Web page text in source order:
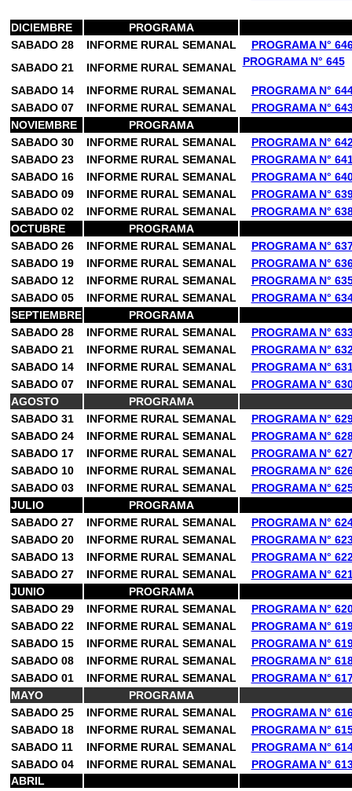
DICIEMBRE
PROGRAMA
SABADO 28
INFORME RURAL SEMANAL
PROGRAMA N°
SABADO 21
INFORME RURAL SEMANAL PROGRAMA N° 645
SABADO 14
INFORME RURAL SEMANAL
PROGRAMA N°
SABADO 07
INFORME RURAL SEMANAL
PROGRAMA N°
NOVIEMBRE
PROGRAMA
SABADO 30
INFORME RURAL SEMANAL
PROGRAMA N°
SABADO 23
INFORME RURAL SEMANAL
PROGRAMA N°
SABADO 16
INFORME RURAL SEMANAL
PROGRAMA N°
SABADO 09
INFORME RURAL SEMANAL
PROGRAMA N°
SABADO 02
INFORME RURAL SEMANAL
PROGRAMA N°
OCTUBRE
PROGRAMA
SABADO 26
INFORME RURAL SEMANAL
PROGRAMA N°
SABADO 19
INFORME RURAL SEMANAL
PROGRAMA N°
SABADO 12
INFORME RURAL SEMANAL
PROGRAMA N°
SABADO 05
INFORME RURAL SEMANAL
PROGRAMA N°
SEPTIEMBRE
PROGRAMA
SABADO 28
INFORME RURAL SEMANAL
PROGRAMA N°
SABADO 21
INFORME RURAL SEMANAL
PROGRAMA N°
SABADO 14
INFORME RURAL SEMANAL
PROGRAMA N°
SABADO 07
INFORME RURAL SEMANAL
PROGRAMA N°
AGOSTO
PROGRAMA
SABADO 31
INFORME RURAL SEMANAL
PROGRAMA N°
SABADO 24
INFORME RURAL SEMANAL
PROGRAMA N°
SABADO 17
INFORME RURAL SEMANAL
PROGRAMA N°
SABADO 10
INFORME RURAL SEMANAL
PROGRAMA N°
SABADO 03
INFORME RURAL SEMANAL
PROGRAMA N°
JULIO
PROGRAMA
SABADO 27
INFORME RURAL SEMANAL
PROGRAMA N°
SABADO 20
INFORME RURAL SEMANAL
PROGRAMA N°
SABADO 13
INFORME RURAL SEMANAL
PROGRAMA N°
SABADO 27
INFORME RURAL SEMANAL
PROGRAMA N°
JUNIO
PROGRAMA
SABADO 29
INFORME RURAL SEMANAL
PROGRAMA N°
SABADO 22
INFORME RURAL SEMANAL
PROGRAMA N°
SABADO 15
INFORME RURAL SEMANAL
PROGRAMA N°
SABADO 08
INFORME RURAL SEMANAL
PROGRAMA N°
SABADO 01
INFORME RURAL SEMANAL
PROGRAMA N°
MAYO
PROGRAMA
SABADO 25
INFORME RURAL SEMANAL
PROGRAMA N°
SABADO 18
INFORME RURAL SEMANAL
PROGRAMA N°
SABADO 11
INFORME RURAL SEMANAL
PROGRAMA N°
SABADO 04
INFORME RURAL SEMANAL
PROGRAMA N°
ABRIL